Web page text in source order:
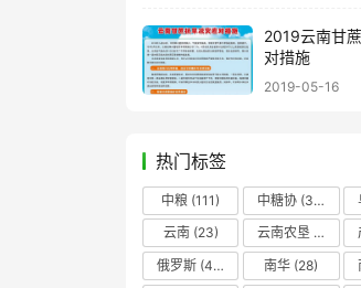
2019云南甘
对措施
2019-05-16
热门标签
中粮 (111) 中糖协 (37)
云南(23) 云南农垦
俄罗斯 (43) 南华 (28)